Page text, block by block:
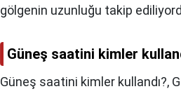
gölgenin uzunluğu takip
Güneş saatini kimler
Güneş saatini kimler kullandı?,